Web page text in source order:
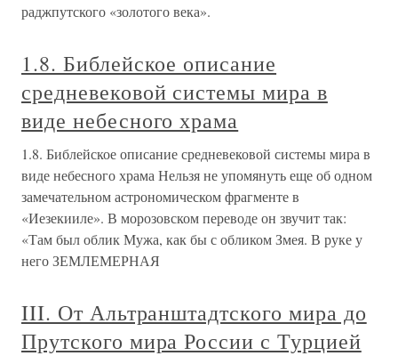
раджпутского «золотого века».
1.8. Библейское описание
средневековой системы мира в
виде небесного храма
1.8. Библейское описание средневековой системы мира в
виде небесного храма Нельзя не упомянуть еще об одном
замечательном астрономическом фрагменте в
«Иезекииле». В морозовском переводе он звучит так:
«Там был облик Мужа, как бы с обликом Змея. В руке у
него ЗЕМЛЕМЕРНАЯ
III. От Альтранштадтского мира до
Прутского мира России с Турцией